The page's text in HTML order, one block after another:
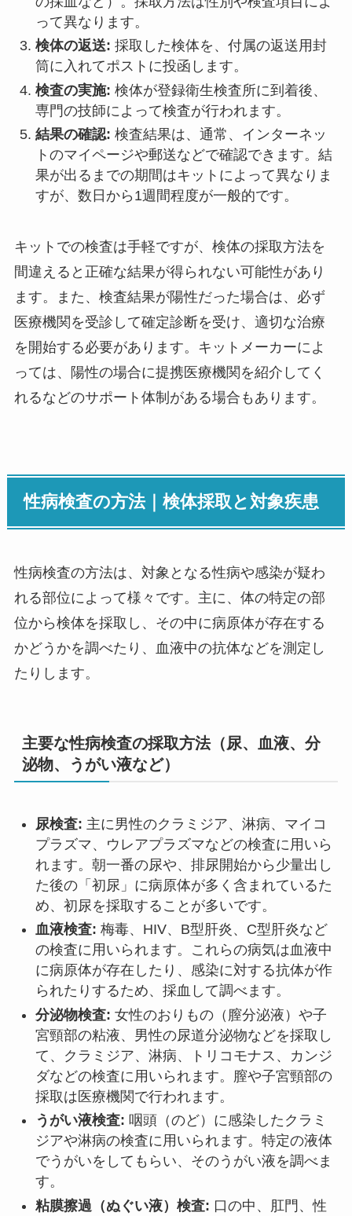
って異なります。
検体の返送: 採取した検体を、付属の返送用封
筒に入れてポストに投函します。
検査の実施: 検体が登録衛生検査所に到着後、
専門の技師によって検査が行われます。
結果の確認: 検査結果は、通常、インターネッ
トのマイページや郵送などで確認できます。結
果が出るまでの期間はキットによって異なりま
すが、数日から1週間程度が一般的です。
キットでの検査は手軽ですが、検体の採取方法を
間違えると正確な結果が得られない可能性があり
ます。また、検査結果が陽性だった場合は、必ず
医療機関を受診して確定診断を受け、適切な治療
を開始する必要があります。キットメーカーによ
っては、陽性の場合に提携医療機関を紹介してく
れるなどのサポート体制がある場合もあります。
性病検査の方法｜検体採取と対象疾患
性病検査の方法は、対象となる性病や感染が疑わ
れる部位によって様々です。主に、体の特定の部
位から検体を採取し、その中に病原体が存在する
かどうかを調べたり、血液中の抗体などを測定し
たりします。
主要な性病検査の採取方法（尿、血液、分
泌物、うがい液など）
尿検査: 主に男性のクラミジア、淋病、マイコ
プラズマ、ウレアプラズマなどの検査に用いら
れます。朝一番の尿や、排尿開始から少量出し
た後の「初尿」に病原体が多く含まれているた
め、初尿を採取することが多いです。
血液検査: 梅毒、HIV、B型肝炎、C型肝炎など
の検査に用いられます。これらの病気は血液中
に病原体が存在したり、感染に対する抗体が作
られたりするため、採血して調べます。
分泌物検査: 女性のおりもの（膣分泌液）や子
宮頸部の粘液、男性の尿道分泌物などを採取し
て、クラミジア、淋病、トリコモナス、カンジ
ダなどの検査に用いられます。膣や子宮頸部の
採取は医療機関で行われます。
うがい液検査: 咽頭（のど）に感染したクラミ
ジアや淋病の検査に用いられます。特定の液体
でうがいをしてもらい、そのうがい液を調べま
す。
粘膜擦過（ぬぐい液）検査: 口の中、肛門、性